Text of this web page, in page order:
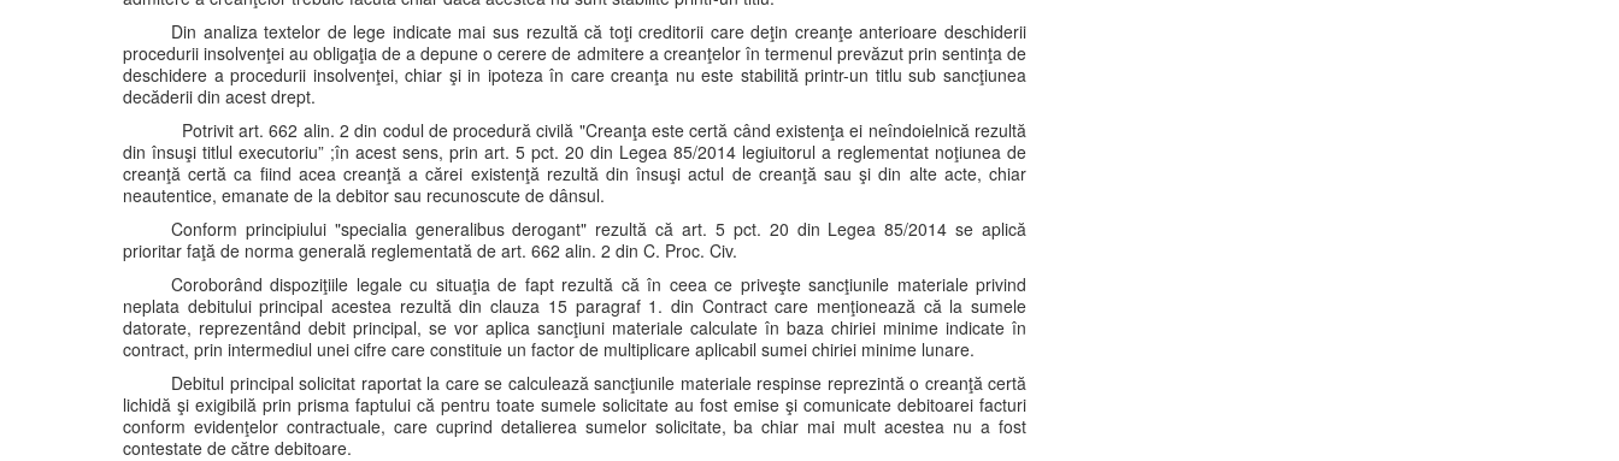
Din analiza textelor de lege indicate mai sus rezultă că toţi creditorii care deţin creanţe anterioare deschiderii
procedurii insolvenţei au obligaţia de a depune o cerere de admitere a creanţelor în termenul prevăzut prin sentinţa de
deschidere a procedurii insolvenţei, chiar şi in ipoteza în care creanţa nu este stabilită printr-un titlu sub sancţiunea
decăderii din acest drept.
Potrivit art. 662 alin. 2 din codul de procedură civilă "Creanţa este certă când existenţa ei neîndoielnică rezultă
din însuşi titlul executoriu” ;în acest sens, prin art. 5 pct. 20 din Legea 85/2014 legiuitorul a reglementat noţiunea de
creanţă certă ca fiind acea creanţă a cărei existenţă rezultă din însuşi actul de creanţă sau şi din alte acte, chiar
neautentice, emanate de la debitor sau recunoscute de dânsul.
Conform principiului "specialia generalibus derogant" rezultă că art. 5 pct. 20 din Legea 85/2014 se aplică
prioritar faţă de norma generală reglementată de art. 662 alin. 2 din C. Proc. Civ.
Coroborând dispoziţiile legale cu situaţia de fapt rezultă că în ceea ce priveşte sancţiunile materiale privind
neplata debitului principal acestea rezultă din clauza 15 paragraf 1. din Contract care menţionează că la sumele
datorate, reprezentând debit principal, se vor aplica sancţiuni materiale calculate în baza chiriei minime indicate în
contract, prin intermediul unei cifre care constituie un factor de multiplicare aplicabil sumei chiriei minime lunare.
Debitul principal solicitat raportat la care se calculează sancţiunile materiale respinse reprezintă o creanţă certă
lichidă şi exigibilă prin prisma faptului că pentru toate sumele solicitate au fost emise şi comunicate debitoarei facturi
conform evidenţelor contractuale, care cuprind detalierea sumelor solicitate, ba chiar mai mult acestea nu a fost
contestate de către debitoare.